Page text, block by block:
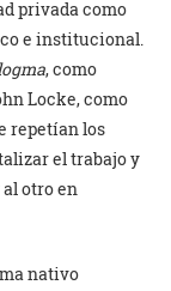
privada como
e institucional.
, como
Locke, como
repetían los
el trabajo y
otro en
nativo